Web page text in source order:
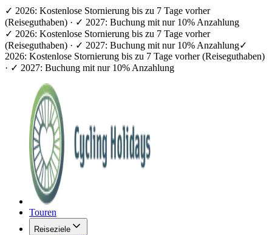
✓ 2026: Kostenlose Stornierung bis zu 7 Tage vorher
(Reiseguthaben) · ✓ 2027: Buchung mit nur 10% Anzahlung
✓ 2026: Kostenlose Stornierung bis zu 7 Tage vorher
(Reiseguthaben) · ✓ 2027: Buchung mit nur 10% Anzahlung✓
2026: Kostenlose Stornierung bis zu 7 Tage vorher (Reiseguthaben)
· ✓ 2027: Buchung mit nur 10% Anzahlung
Touren
Reiseziele